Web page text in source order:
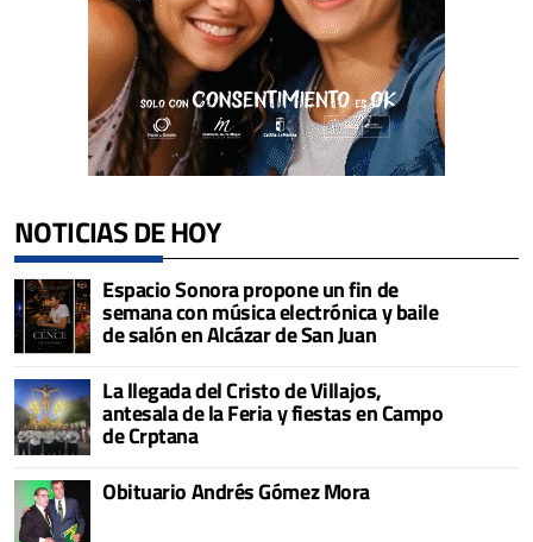
NOTICIAS DE HOY
Espacio Sonora propone un fin de
semana con música electrónica y baile
de salón en Alcázar de San Juan
La llegada del Cristo de Villajos,
antesala de la Feria y fiestas en Campo
de Crptana
Obituario Andrés Gómez Mora